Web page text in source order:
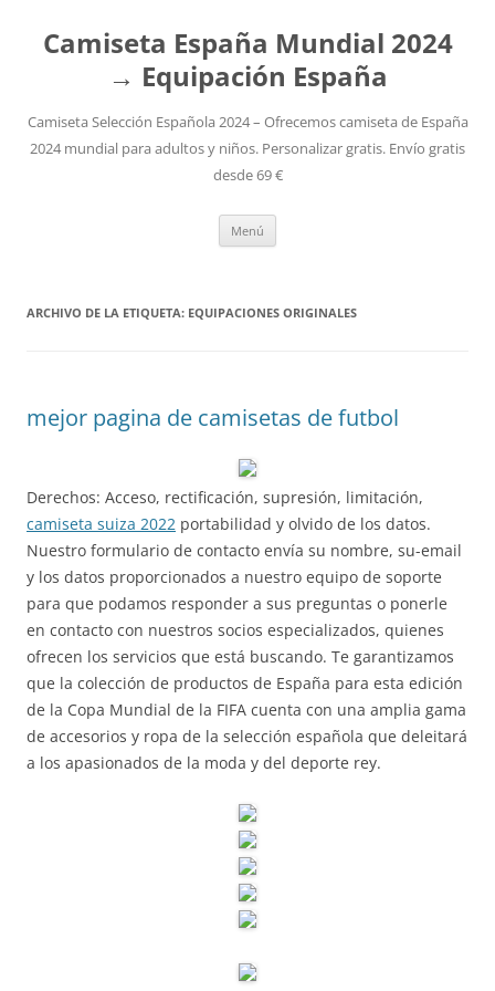
Camiseta España Mundial 2024
→ Equipación España
Camiseta Selección Española 2024 – Ofrecemos camiseta de España
2024 mundial para adultos y niños. Personalizar gratis. Envío gratis
desde 69 €
Menú
ARCHIVO DE LA ETIQUETA: EQUIPACIONES ORIGINALES
mejor pagina de camisetas de futbol
Derechos: Acceso, rectificación, supresión, limitación,
camiseta suiza 2022 portabilidad y olvido de los datos.
Nuestro formulario de contacto envía su nombre, su-email
y los datos proporcionados a nuestro equipo de soporte
para que podamos responder a sus preguntas o ponerle
en contacto con nuestros socios especializados, quienes
ofrecen los servicios que está buscando. Te garantizamos
que la colección de productos de España para esta edición
de la Copa Mundial de la FIFA cuenta con una amplia gama
de accesorios y ropa de la selección española que deleitará
a los apasionados de la moda y del deporte rey.